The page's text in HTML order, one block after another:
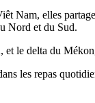
Nam, elles
Nord et du Sud.
le delta du
les repas